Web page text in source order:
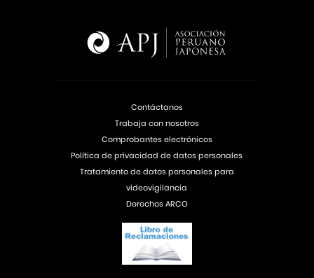
Contáctanos
Trabaja con nosotros
Comprobantes electrónicos
Política de privacidad de datos personales
Tratamiento de datos personales para
videovigilancia
Derechos ARCO